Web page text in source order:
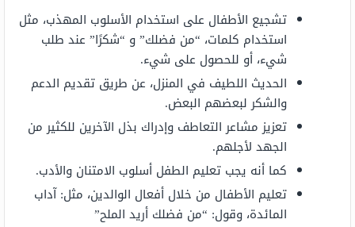
تشجيع الأطفال على استخدام الأسلوب المهذب، مثل
استخدام كلمات، “من فضلك” و “شكرًا” عند طلب
شيء، أو للحصول على شيء.
الحديث اللطيف في المنزل، عن طريق تقديم الدعم
والشكر لبعضهم البعض.
تعزيز مشاعر التعاطف وإدراك بذل الآخرين للكثير من
الجهد لأجلهم.
كما أنه يجب تعليم الطفل أسلوب الامتنان والأدب.
تعليم الأطفال من خلال أفعال الوالدين، مثل: آداب
المائدة، وقول: “من فضلك أريد الملح”